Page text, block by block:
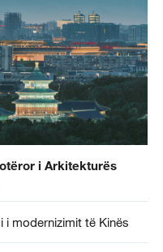
i Arkitekturës
i modernizimit të Kinës